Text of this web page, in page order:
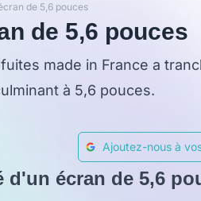
de 5,6 pouces
de 5,6 pouces
made in France a
à 5,6 pouces.
Ajoutez-nous à
d'un écran de 5,6